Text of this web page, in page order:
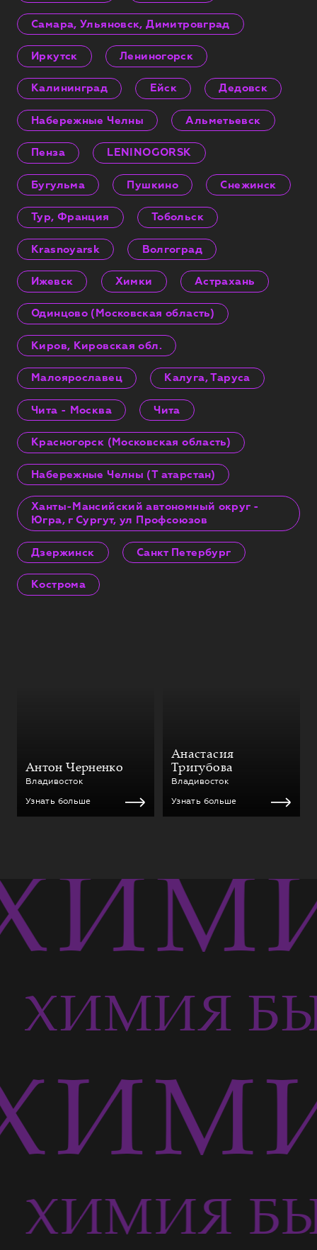
Самара, Ульяновск, Димитровград
Иркутск Лениногорск
Калининград Ейск Дедовск
Набережные Челны Альметьевск
Пенза LENINOGORSK
Бугульма Пушкино Снежинск
Тур, Франция Тобольск
Krasnoyarsk Волгоград
Ижевск Химки Астрахань
Одинцово (Московская область)
Киров, Кировская обл.
Малоярославец Калуга, Таруса
Чита - Москва Чита
Красногорск (Московская область)
Набережные Челны (Т атарстан)
Ханты-Мансийский автономный округ -
Югра, г Сургут, ул Профсоюзов
Дзержинск Санкт Петербург
Кострома
Антон Черненко
Владивосток
Узнать больше
Анастасия
Тригубова
Владивосток
Узнать больше
ХИМИЯ
ХИМИЯ